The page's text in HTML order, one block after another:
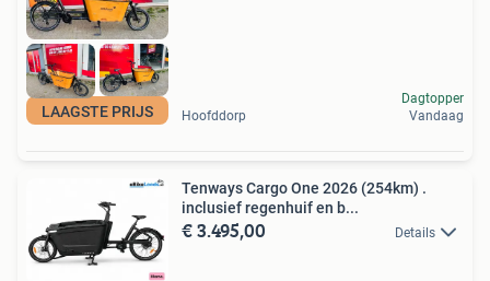
LAAGSTE PRIJS Hoofddorp
Dagtopper
Vandaag
Tenways Cargo One 2026 (254km) .
inclusief regenhuif en b...
€ 3.495,00 Details